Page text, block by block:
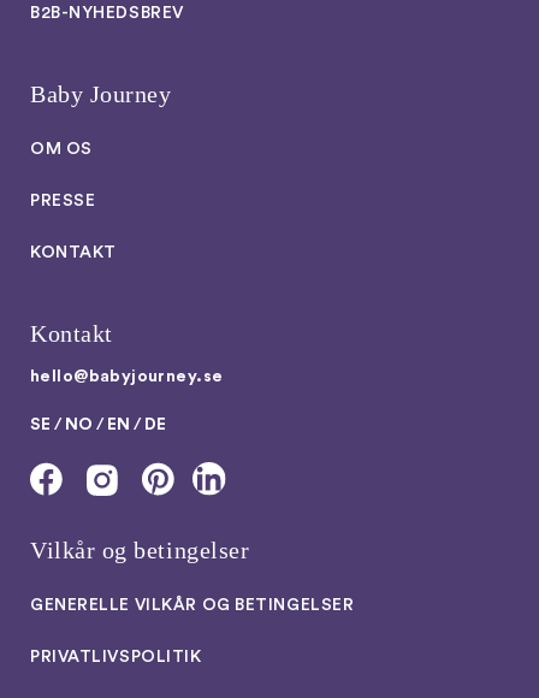
B2B-NYHEDSBREV
Baby Journey
OM OS
PRESSE
KONTAKT
Kontakt
hello@babyjourney.se
SE / NO / EN / DE
Vilkår og betingelser
GENERELLE VILKÅR OG BETINGELSER
PRIVATLIVSPOLITIK